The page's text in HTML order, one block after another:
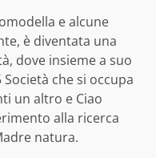
e alcune
è diventata una
dove insieme a suo
che si occupa
un altro e Ciao
alla ricerca
natura.